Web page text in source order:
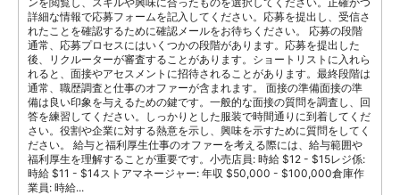
詳細な情報で応募フォームを記入してください。応募を提出し、受信さ
れたことを確認するために確認メールをお待ちください。 応募の段階
通常、応募プロセスにはいくつかの段階があります。応募を提出した
後、リクルーターが審査することがあります。ショートリストに入れら
れると、面接やアセスメントに招待されることがあります。最終段階は
通常、職歴調査と仕事のオファーが含まれます。 面接の準備面接の準
備は良い印象を与えるための鍵です。一般的な面接の質問を調査し、回
答を練習してください。しっかりとした服装で時間通りに到着してくだ
さい。役割や企業に対する熱意を示し、興味を示すために質問をしてく
ださい。 給与と福利厚生仕事のオファーを考える際には、給与範囲や
福利厚生を理解することが重要です。小売店員: 時給 $12 - $15レジ係:
時給 $11 - $14ストアマネージャー: 年収 $50,000 - $100,000倉庫作
業員: 時給...